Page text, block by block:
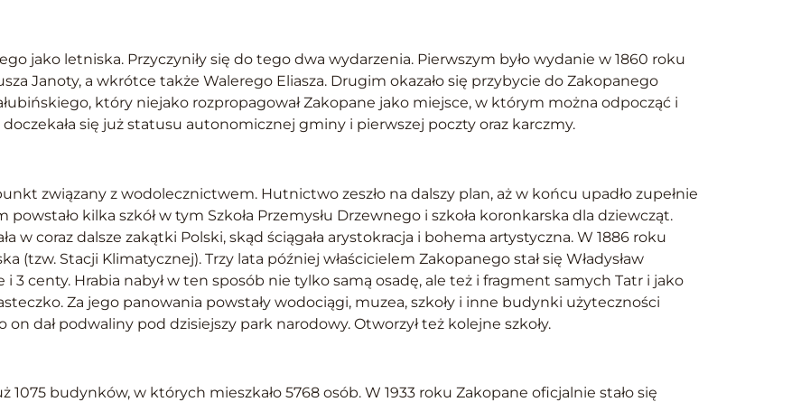
jako letniska. Przyczyniły się do tego dwa wydarzenia. Pierwszym było wydanie w 1860 roku
Janoty, a wkrótce także Walerego Eliasza. Drugim okazało się przybycie do Zakopanego
który niejako rozpropagował Zakopane jako miejsce, w którym można odpocząć i
się już statusu autonomicznej gminy i pierwszej poczty oraz karczmy.
związany z wodolecznictwem. Hutnictwo zeszło na dalszy plan, aż w końcu upadło zupełnie
kilka szkół w tym Szkoła Przemysłu Drzewnego i szkoła koronkarska dla dziewcząt.
w coraz dalsze zakątki Polski, skąd ściągała arystokracja i bohema artystyczna. W 1886 roku
(tzw. Stacji Klimatycznej). Trzy lata później właścicielem Zakopanego stał się Władysław
i 3 centy. Hrabia nabył w ten sposób nie tylko samą osadę, ale też i fragment samych Tatr i jako
Za jego panowania powstały wodociągi, muzea, szkoły i inne budynki użyteczności
on dał podwaliny pod dzisiejszy park narodowy. Otworzył też kolejne szkoły.
1075 budynków, w których mieszkało 5768 osób. W 1933 roku Zakopane oficjalnie stało się